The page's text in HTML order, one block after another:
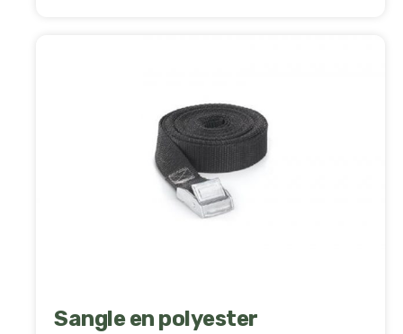
Sangle en polyester